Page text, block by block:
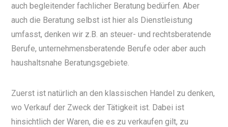
auch begleitender fachlicher Beratung bedürfen. Aber
auch die Beratung selbst ist hier als Dienstleistung
umfasst, denken wir z.B. an steuer- und rechtsberatende
Berufe, unternehmensberatende Berufe oder aber auch
haushaltsnahe Beratungsgebiete.
Zuerst ist natürlich an den klassischen Handel zu denken,
wo Verkauf der Zweck der Tätigkeit ist. Dabei ist
hinsichtlich der Waren, die es zu verkaufen gilt, zu